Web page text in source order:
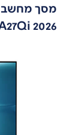
מסך מחשב
2026